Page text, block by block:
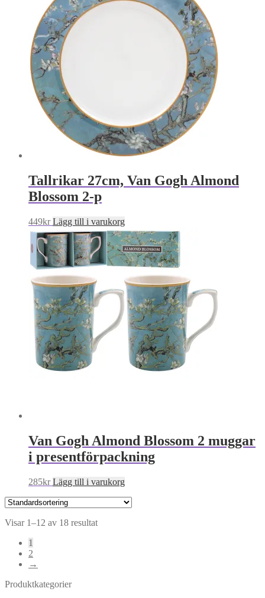
Tallrikar 27cm, Van Gogh Almond
Blossom 2-p
449kr Lägg till i varukorg
Van Gogh Almond Blossom 2 muggar
i presentförpackning
285kr Lägg till i varukorg
Visar 1–12 av 18 resultat
1
2
→
Produktkategorier